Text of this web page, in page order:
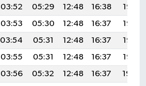
03:52 05:29 12:48 16:38
19:58
03:53 05:30 12:48 16:37
19:57
03:54 05:31 12:48 16:37
19:56
03:55 05:31 12:48 16:37
19:55
03:56 05:32 12:48 16:37
19:54